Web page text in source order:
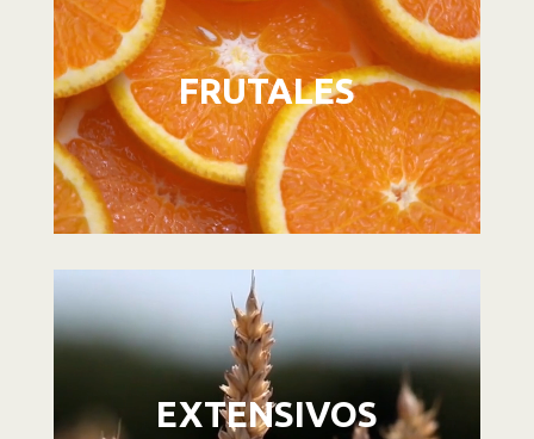
vídeo
FRUTALES
de
vídeo
EXTENSIVOS